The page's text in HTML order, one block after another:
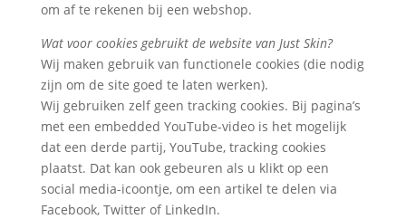
om af te rekenen bij een webshop.
Wat voor cookies gebruikt de website van Just Skin?
Wij maken gebruik van functionele cookies (die nodig
zijn om de site goed te laten werken).
Wij gebruiken zelf geen tracking cookies. Bij pagina’s
met een embedded YouTube-video is het mogelijk
dat een derde partij, YouTube, tracking cookies
plaatst. Dat kan ook gebeuren als u klikt op een
social media-icoontje, om een artikel te delen via
Facebook, Twitter of LinkedIn.